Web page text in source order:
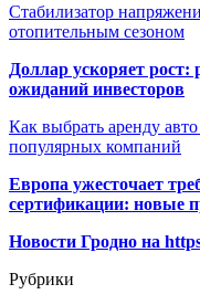
Стабилизатор
отопительным сезоном
Доллар ускоряет
ожиданий инвесторов
Как выбрать аренду
популярных компаний
Европа ужесточает
сертификации: новые
Новости Гродно на
Рубрики